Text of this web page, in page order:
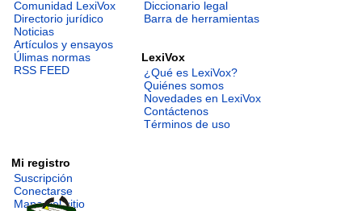
Comunidad LexiVox
Directorio jurídico
Noticias
Artículos y ensayos
Úlimas normas
RSS FEED
Diccionario legal
Barra de herramientas
LexiVox
¿Qué es LexiVox?
Quiénes somos
Novedades en LexiVox
Contáctenos
Términos de uso
Mi registro
Suscripción
Conectarse
Mapa del sitio